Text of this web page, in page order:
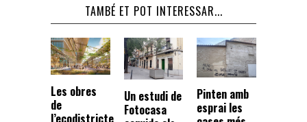
TAMBÉ ET POT INTERESSAR...
Les obres
de
l’ecodistricte
Un estudi de
Fotocasa
Pinten amb
esprai les